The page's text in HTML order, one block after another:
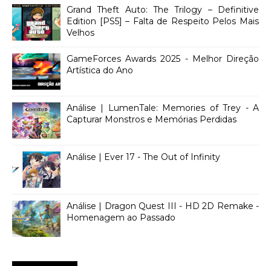
Grand Theft Auto: The Trilogy – Definitive
Edition [PS5] – Falta de Respeito Pelos Mais
Velhos
GameForces Awards 2025 - Melhor Direção
Artística do Ano
Análise | LumenTale: Memories of Trey - A
Capturar Monstros e Memórias Perdidas
Análise | Ever 17 - The Out of Infinity
Análise | Dragon Quest III - HD 2D Remake -
Homenagem ao Passado